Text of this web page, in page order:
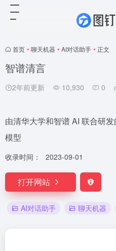
首页 • 聊天机器 • AI对话助手 • 正文
智谱清言
2年前更新 10,930 0
由清华大学和智谱 AI 联合研
模型
收录时间： 2023-09-01
打开网站
AI对话助手 聊天机器